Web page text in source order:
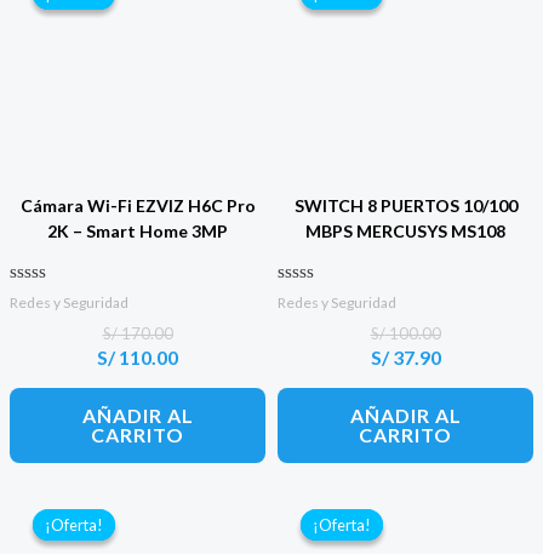
Cámara Wi-Fi EZVIZ H6C Pro
2K – Smart Home 3MP
Valorado con
Redes y Seguridad
S/170.00
El
precio
original
era:
S/ 170.00.
S/110.00
El
precio
actual
es:
S/ 110.00.
AÑADIR AL
CARRITO
SWITCH 8 PUERTOS 10/100
MBPS MERCUSYS MS108
Valorado con
Redes y Seguridad
S/100.00
El
precio
original
era:
S/ 100.00.
S/37.90
El
precio
actual
es:
S/ 37.90.
AÑADIR AL
CARRITO
¡Oferta!
¡Oferta! ¡Oferta!
¡Oferta!